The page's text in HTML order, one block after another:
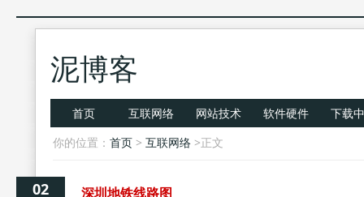
泥博客
首页 互联网络 网站技术 软件硬件
下载
你的位置： 首页 > 互联网络 >正文
02 深圳地铁线路图